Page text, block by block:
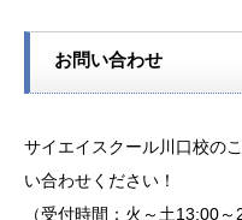
お問い合わせ
サイエイスクール川口校の
い合わせください！
（受付時間：火～土13:00